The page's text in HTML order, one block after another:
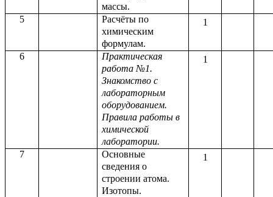
массы.
5
Расчёты по
химическим
формулам.
1
6
Практическая
работа №1.
Знакомство с
лабораторным
оборудованием.
Правила работы в
химической
лаборатории.
1
7
Основные
сведения о
строении атома.
Изотопы.
1